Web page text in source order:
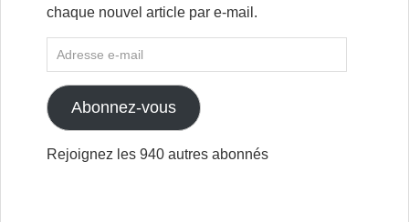
chaque nouvel article par e-mail.
Abonnez-vous
Rejoignez les 940 autres abonnés